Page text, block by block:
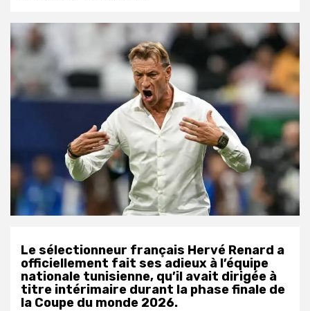
Le sélectionneur français Hervé Renard a
officiellement fait ses adieux à l’équipe
nationale tunisienne, qu’il avait dirigée à
titre intérimaire durant la phase finale de
la Coupe du monde 2026.